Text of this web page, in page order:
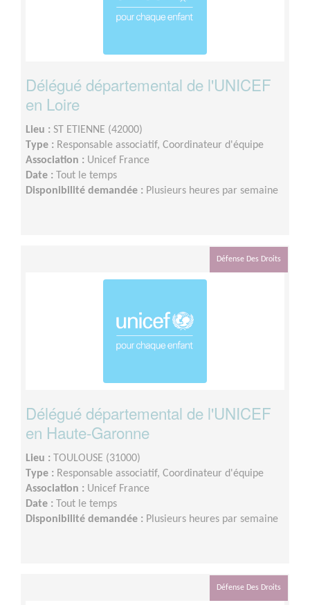
Délégué départemental de l'UNICEF
en Loire
Lieu : ST ETIENNE (42000)
Type : Responsable associatif, Coordinateur d'équipe
Association : Unicef France
Date :
Tout le temps
Disponibilité demandée : Plusieurs heures par semaine
Défense Des Droits
Délégué départemental de l'UNICEF
en Haute-Garonne
Lieu :
TOULOUSE (31000)
Type : Responsable associatif, Coordinateur d'équipe
Association : Unicef France
Date :
Tout le temps
Disponibilité demandée : Plusieurs heures par semaine
Défense Des Droits